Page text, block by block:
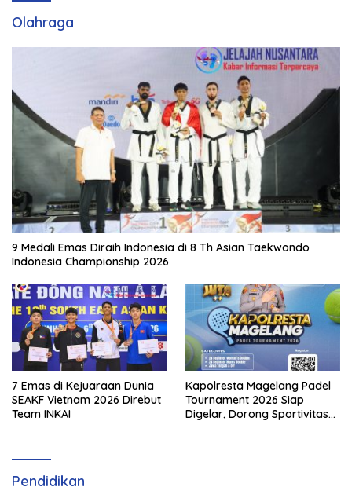
Olahraga
9 Medali Emas Diraih Indonesia di 8 Th Asian Taekwondo
Indonesia Championship 2026
7 Emas di Kejuaraan Dunia
SEAKF Vietnam 2026 Direbut
Team INKAI
Kapolresta Magelang Padel
Tournament 2026 Siap
Digelar, Dorong Sportivitas
Pendidikan